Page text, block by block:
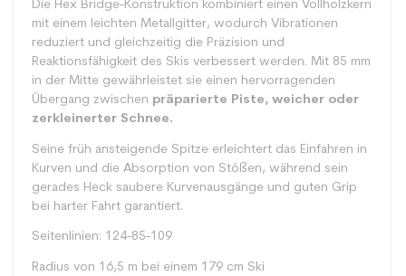
Die Hex Bridge-Konstruktion kombiniert einen Vollholzkern
mit einem leichten Metallgitter, wodurch Vibrationen
reduziert und gleichzeitig die Präzision und
Reaktionsfähigkeit des Skis verbessert werden. Mit 85 mm
in der Mitte gewährleistet sie einen hervorragenden
Übergang zwischen präparierte Piste, weicher oder
zerkleinerter Schnee.
Seine früh ansteigende Spitze erleichtert das Einfahren in
Kurven und die Absorption von Stößen, während sein
gerades Heck saubere Kurvenausgänge und guten Grip
bei harter Fahrt garantiert.
Seitenlinien: 124-85-109
Radius von 16,5 m bei einem 179 cm Ski